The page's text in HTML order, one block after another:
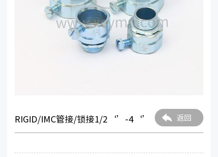
RIGID/IMC管接/锁接1/2‘’-4‘’ 返回